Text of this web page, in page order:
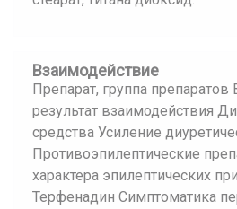
Взаимодействие
Препарат, группа
результат взаимодействия
средства Усиление
Противоэпилептические
характера эпилептических
Терфенадин Симптоматика